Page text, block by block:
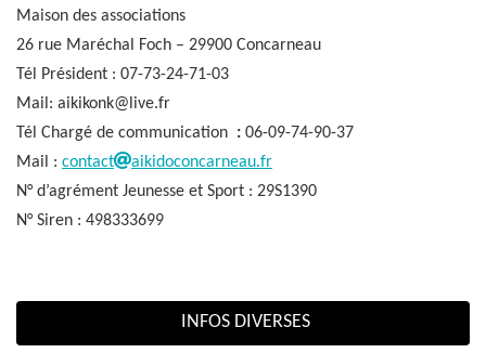
Maison des associations
26 rue Maréchal Foch – 29900 Concarneau
Tél Président : 07-73-24-71-03
Mail: aikikonk@live.fr
Tél Chargé de communication : 06-09-74-90-37
Mail : contact
aikidoconcarneau.fr
N° d’agrément Jeunesse et Sport : 29S1390
N° Siren : 498333699
INFOS DIVERSES